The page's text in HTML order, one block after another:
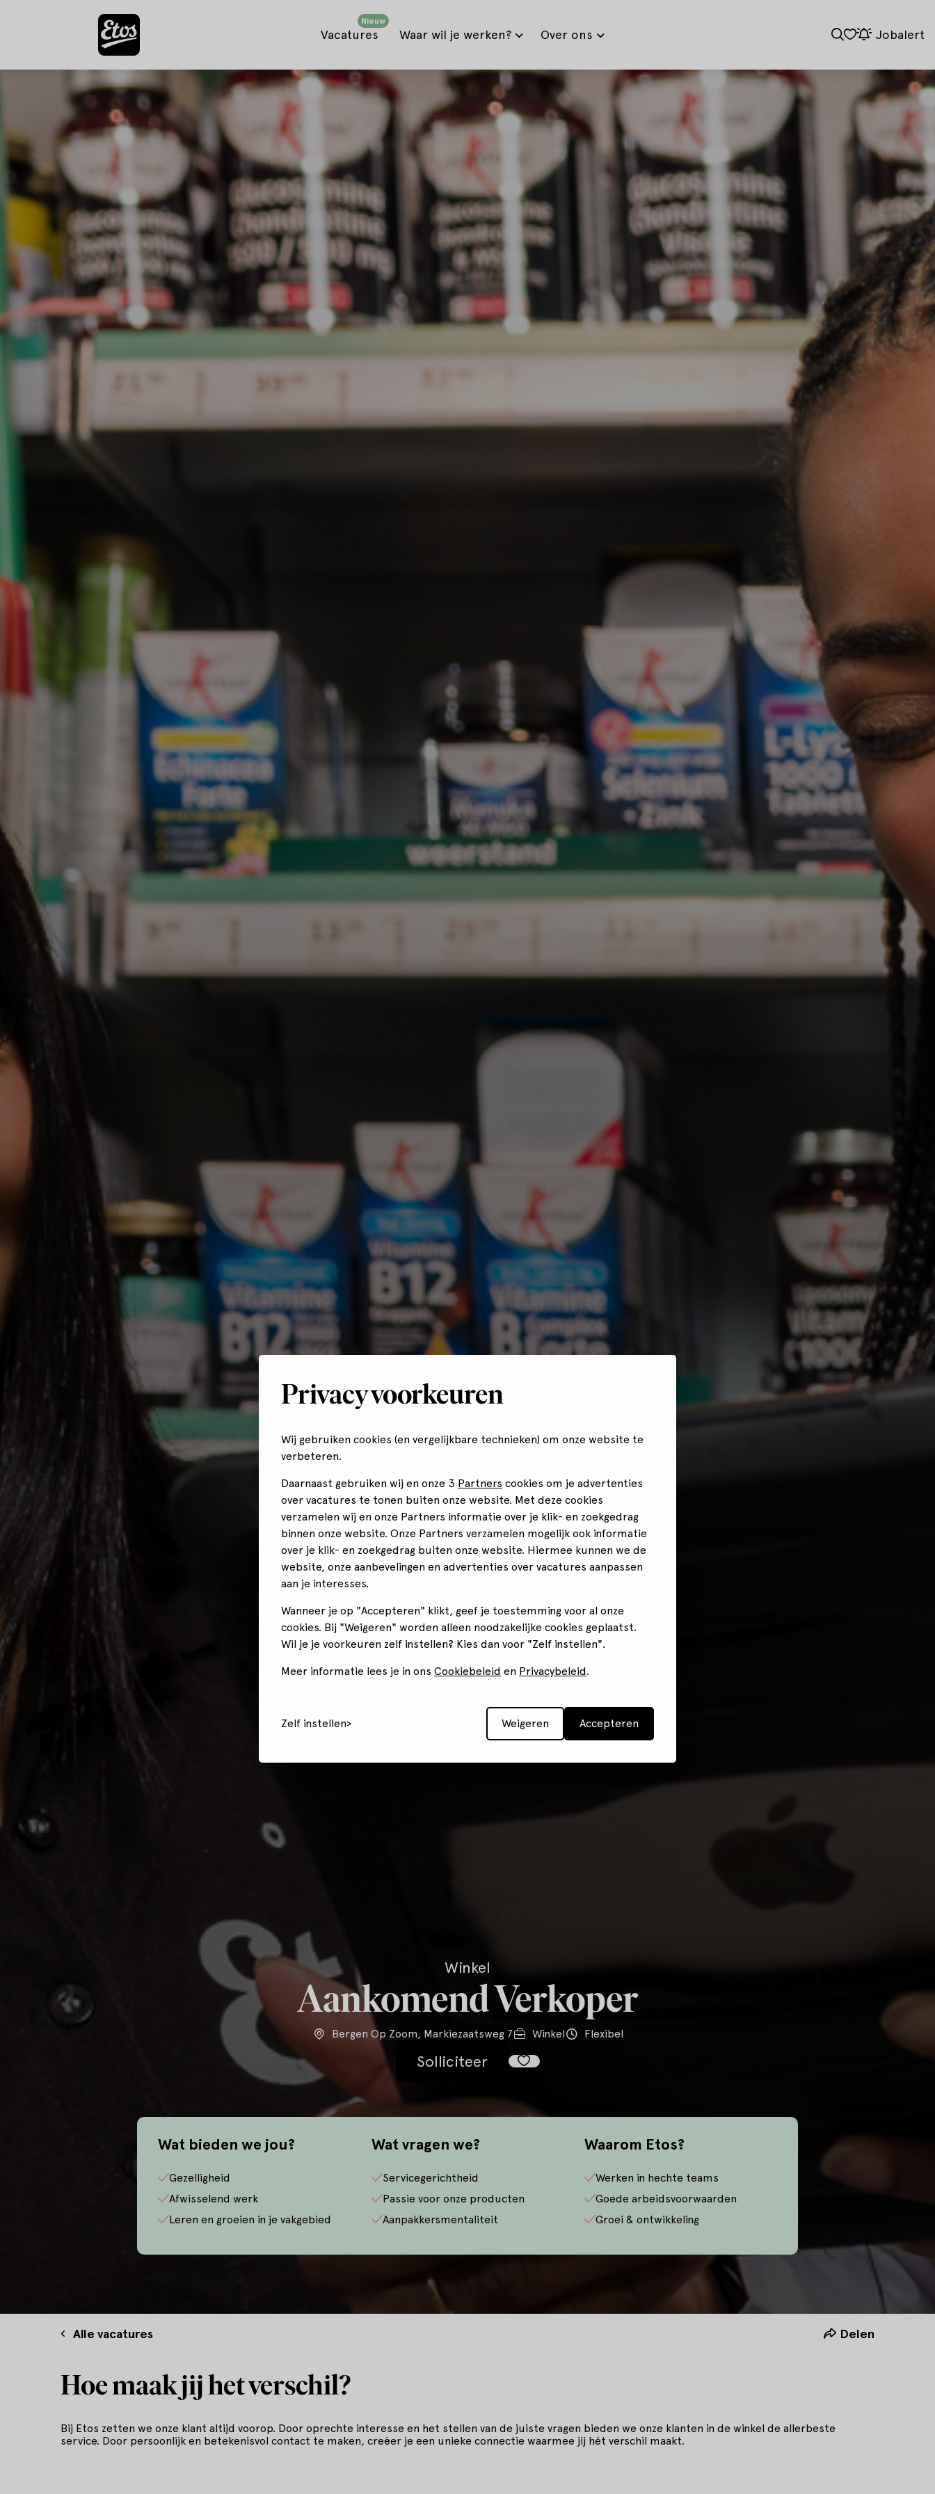
Privacy voorkeuren
Wij gebruiken cookies (en vergelijkbare technieken) om onze website te
verbeteren.
Daarnaast gebruiken wij en onze 3 Partners cookies om je advertenties
over vacatures te tonen buiten onze website. Met deze cookies
verzamelen wij en onze Partners informatie over je klik- en zoekgedrag
binnen onze website. Onze Partners verzamelen mogelijk ook informatie
over je klik- en zoekgedrag buiten onze website. Hiermee kunnen we de
website, onze aanbevelingen en advertenties over vacatures aanpassen
aan je interesses.
Wanneer je op "Accepteren" klikt, geef je toestemming voor al onze
cookies. Bij "Weigeren" worden alleen noodzakelijke cookies geplaatst.
Wil je je voorkeuren zelf instellen? Kies dan voor "Zelf instellen".
Meer informatie lees je in ons Cookiebeleid en Privacybeleid.
Zelf instellen Weigeren Accepteren
Vacatures
Nieuw
Waar wil je werken? Over ons Jobalert
Winkel
Aankomend Verkoper
Bergen Op Zoom, Markiezaatsweg 7 Winkel Flexibel
Solliciteer
Wat bieden we jou?
Gezelligheid
Afwisselend werk
Leren en groeien in je vakgebied
Wat vragen we?
Servicegerichtheid
Passie voor onze producten
Aanpakkersmentaliteit
Waarom Etos?
Werken in hechte teams
Goede arbeidsvoorwaarden
Groei & ontwikkeling
Alle vacatures Delen
Hoe maak jij het verschil?
Bij Etos zetten we onze klant altijd voorop. Door oprechte interesse en het stellen van de juiste vragen bieden we onze klanten in de winkel de allerbeste
service. Door persoonlijk en betekenisvol contact te maken, creëer je een unieke connectie waarmee jij hét verschil maakt.